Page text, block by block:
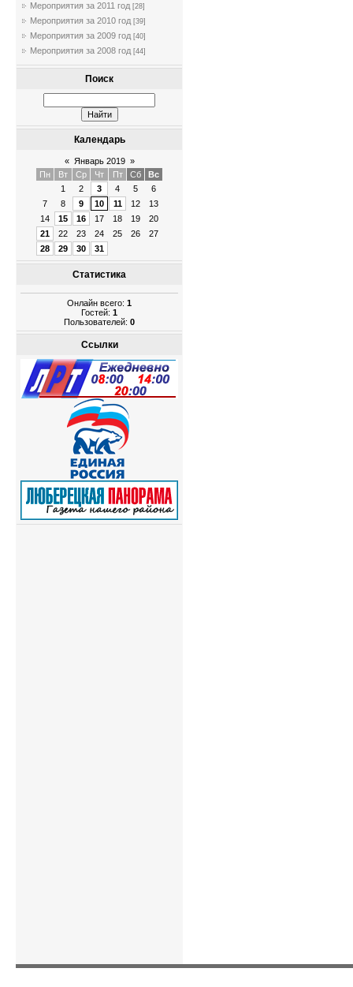
Мероприятия за 2011 год [28]
Мероприятия за 2010 год [39]
Мероприятия за 2009 год [40]
Мероприятия за 2008 год [44]
Поиск
Календарь
« Январь 2019 »
Пн
Вт Ср Чт Пт Сб
Вс
1
2 3 4 5
6
7
8 9 10 11 12
13
14
15 16 17 18 19
20
21
22 23 24 25 26
27
28
29 30 31
Статистика
Онлайн всего: 1
Гостей: 1
Пользователей: 0
Ссылки